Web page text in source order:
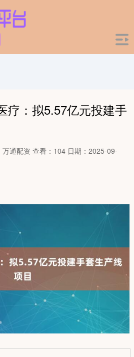
疗：拟5.57亿元投建手
万通配资 查看：104 日期：2025-09-